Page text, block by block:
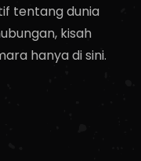
tentang dunia
kisah
hanya di sini.